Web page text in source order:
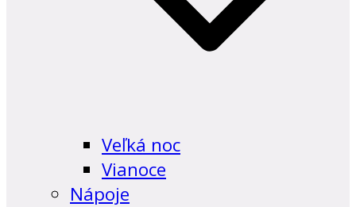
Veľká noc
Vianoce
Nápoje